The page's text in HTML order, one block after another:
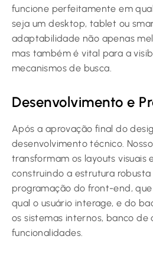
funcione perfeitamente em
seja um desktop, tablet ou
adaptabilidade não apenas
mas também é vital para a
mecanismos de busca.
Desenvolvimento e
Após a aprovação final do
desenvolvimento técnico.
transformam os layouts visuais
construindo a estrutura
programação do front-end,
qual o usuário interage, e do
os sistemas internos, banco de
funcionalidades.